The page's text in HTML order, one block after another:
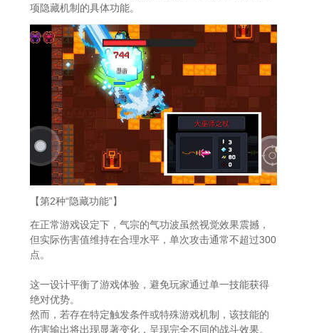
项隐藏机制的具体功能。
【第2种“隐藏功能”】
在正常游戏设定下，气宗的气功波虽然视觉效果震撼，
但实际伤害值维持在合理水平，单次攻击通常不超过300
点。
这一设计平衡了游戏体验，避免玩家通过单一技能获得
绝对优势。
然而，若存在特定触发条件或特殊游戏机制，该技能的
伤害输出将出现显著变化，呈现完全不同的战斗效果。